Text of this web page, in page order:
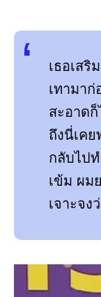
เธอเสริ
เทามา
สะอาด
ถึงนี่เค
กลับไป
เข้ม ผม
เจาะจง